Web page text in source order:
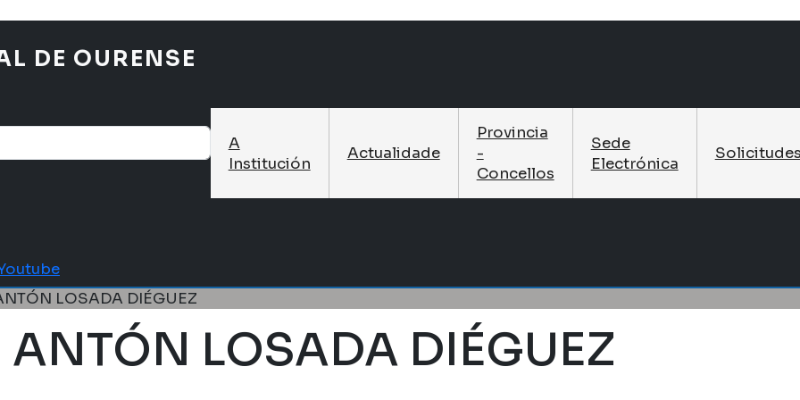
DE OURENSE
A
Institución
Actualidade
Provincia
-
Concellos
Sede
Electrónica
LOSADA DIÉGUEZ
LOSADA DIÉGUEZ